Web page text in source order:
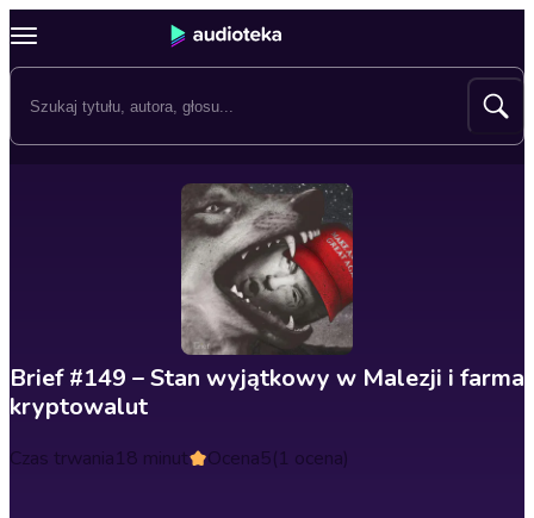
Brief #149 – Stan wyjątkowy w Malezji i farma
kryptowalut
Czas trwania18 minut Ocena5(1 ocena)